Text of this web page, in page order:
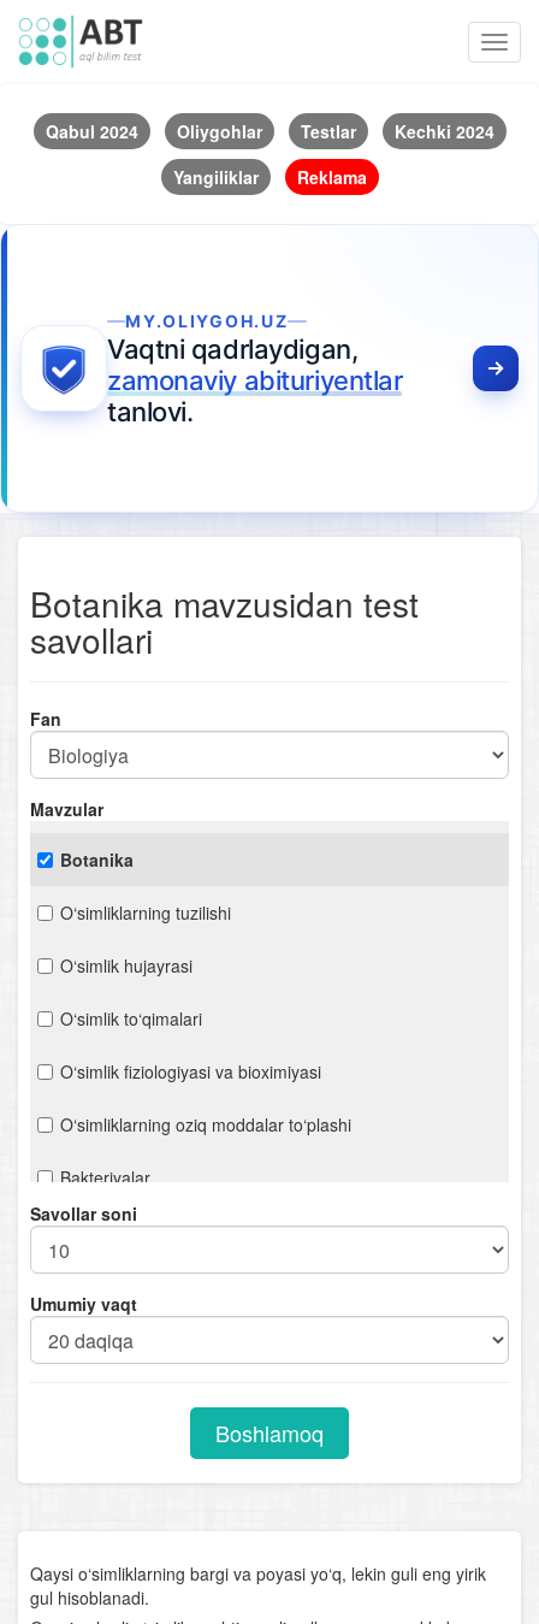
Qabul 2024 Oliygohlar Testlar
Kechki 2024
Yangiliklar
Reklama
MY.OLIYGOH.UZ
Vaqtni qadrlaydigan,
zamonaviy abituriyentlar
tanlovi.
Botanika mavzusidan test
savollari
Fan
Mavzular
Botanika
O‘simliklarning tuzilishi
O‘simlik hujayrasi
O‘simlik to‘qimalari
O‘simlik fiziologiyasi va bioximiyasi
O‘simliklarning oziq moddalar to‘plashi
Bakteriyalar
Viruslar
O‘simliklarning kelib chiqish markazlari
O‘simliklar va atrof-muhit
O‘simliklar evolyutsiyasi
Savollar soni
Umumiy vaqt
Boshlamoq
Qaysi o‘simliklarning bargi va poyasi yo‘q, lekin guli eng yirik
gul hisoblanadi.